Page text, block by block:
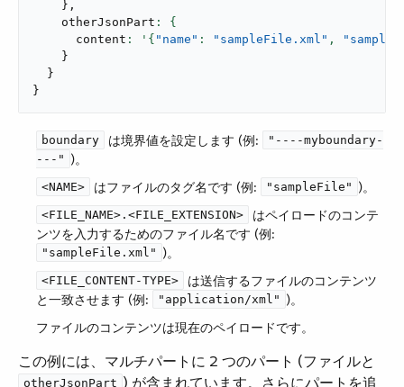
} ,
    otherJsonPart
      content
: '{ "name" : "sampleFile.xml" ,
}
}
}
boundary ​ は境界値を設定します (例:
"----myboundary-
---" ​)。
<NAME> ​ はファイルのタグ名です (例: "sampleFile" ​)。
<FILE_NAME>.<FILE_EXTENSION>
​ はペイロードのコンテ
ンツを入力するためのファイル名です (例:
"sampleFile.xml" ​)。
<FILE_CONTENT-TYPE>
​ は送信するファイルのコンテンツ
と一致させます (例:
"application/xml" ​)。
ファイルのコンテンツは現在のペイロードです。
この例には、マルチパートに 2 つのパート (ファイルと ​
otherJsonPart ​) が含まれています。さらにパートを追